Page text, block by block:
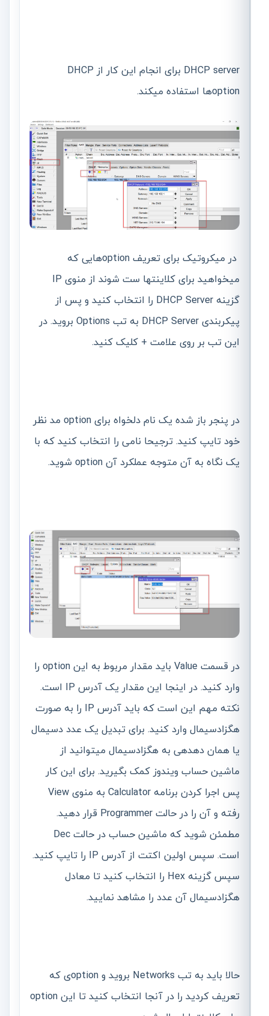
DHCP server برای انجام این کار از DHCP
optionها استفاده میکند.
در میکروتیک برای تعریف optionهایی که
میخواهید برای کلاینتها ست شوند از منوی IP
گزینه DHCP Server را انتخاب کنید و پس از
پیکربندی DHCP Server به تب Options بروید. در
این تب بر روی علامت + کلیک کنید.
در پنجر باز شده یک نام دلخواه برای option مد نظر
خود تایپ کنید. ترجیحا نامی را انتخاب کنید که با
یک نگاه به آن متوجه عملکرد آن option شوید.
در قسمت Value باید مقدار مربوط به این option را
وارد کنید. در اینجا این مقدار یک آدرس IP است.
نکته مهم این است که باید آدرس IP را به صورت
هگزادسیمال وارد کنید. برای تبدیل یک عدد دسیمال
یا همان دهدهی به هگزادسیمال میتوانید از
ماشین حساب ویندوز کمک بگیرید. برای این کار
پس اجرا کردن برنامه Calculator به منوی View
رفته و آن را در حالت Programmer قرار دهید.
مطمئن شوید که ماشین حساب در حالت Dec
است. سپس اولین اکتت از آدرس IP را تایپ کنید.
سپس گزینه Hex را انتخاب کنید تا معادل
هگزادسیمال آن عدد را مشاهد نمایید.
حالا باید به تب Networks بروید و optionی که
تعریف کردید را در آنجا انتخاب کنید تا این option